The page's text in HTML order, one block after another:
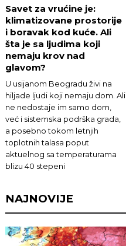
Savet za vrućine je:
klimatizovane prostorije
i boravak kod kuće. Ali
šta je sa ljudima koji
nemaju krov nad
glavom?
U usijanom Beogradu živi na
hiljade ljudi koji nemaju dom. Ali
ne nedostaje im samo dom,
već i sistemska podrška grada,
a posebno tokom letnjih
toplotnih talasa poput
aktuelnog sa temperaturama
blizu 40 stepeni
NAJNOVIJE